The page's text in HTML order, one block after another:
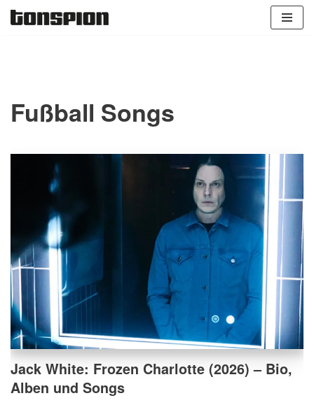
Fußball Songs
Jack White: Frozen Charlotte (2026) – Bio,
Alben und Songs